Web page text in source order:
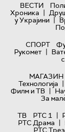
ВЕСТИ
Хроника |
у Украјини |
СПОРТ
Рукомет |
МАГАЗИН
Технологијa |
Филм и ТВ |
За
ТВ
РТС 1 |
РТС Драма |
РТС